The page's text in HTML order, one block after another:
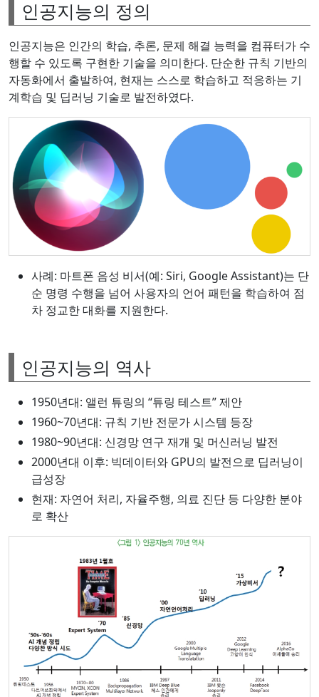
인공지능의 정의
인공지능은 인간의 학습, 추론, 문제 해결 능력을 컴퓨터가 수
행할 수 있도록 구현한 기술을 의미한다. 단순한 규칙 기반의
자동화에서 출발하여, 현재는 스스로 학습하고 적응하는 기
계학습 및 딥러닝 기술로 발전하였다.
사례: 마트폰 음성 비서(예: Siri, Google Assistant)는 단
순 명령 수행을 넘어 사용자의 언어 패턴을 학습하여 점
차 정교한 대화를 지원한다.
인공지능의 역사
1950년대: 앨런 튜링의 “튜링 테스트” 제안
1960~70년대: 규칙 기반 전문가 시스템 등장
1980~90년대: 신경망 연구 재개 및 머신러닝 발전
2000년대 이후: 빅데이터와 GPU의 발전으로 딥러닝이
급성장
현재: 자연어 처리, 자율주행, 의료 진단 등 다양한 분야
로 확산